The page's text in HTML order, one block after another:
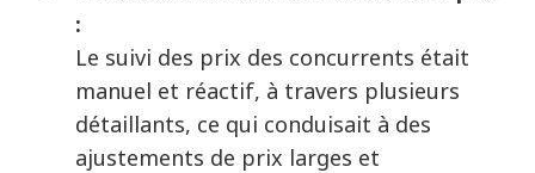
:
Le suivi des prix des concurrents était
manuel et réactif, à travers plusieurs
détaillants, ce qui conduisait à des
ajustements de prix larges et